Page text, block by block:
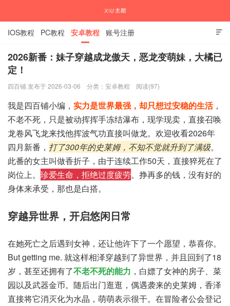
国内外APP下载注册教程

IOS教程 PC教程 安卓教程 账号注册
2026新番：妹子穿越成龙傲天，恶龙变萌妹，大橘已
定！
四百铺 发布于 2026-03-06 分类： 安卓教程 阅读(97)
我是四百铺小编， 实力是世界最强，却只想过安稳的生活，
不老不死，只是被动挥挥手冻结瀑布，现学现卖，直接召唤
龙卷风飞龙来找他挥波气功直接叫做龙。欢迎收看2026年
四月新番， 打了300年的史莱姆，不知不觉就升到了满级。
此番的女主叫做香折子，由于连续工作50天，直接猝死在了
岗位上。 珍爱生命，拒绝过度疲劳。挣再多的钱，没有好的
身体来承受，那也是白搭。
穿越异世界，开启悠闲日常
在她死亡之后遇到女神，还让他许下了一个愿望，恭喜你。
But getting me. 就这样相泽穿越到了异世界，并且回到了18
岁，甚至还拥有了不老不死的能力 ，白嫖了女神的房子、菜
园以及武器金币。随后出门逛逛，偶遇袭来的史莱姆，香泽
直接将它消灭化为水晶，萌萌表示很干。在冒险者公会登记